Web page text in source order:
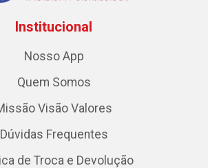
Institucional
Nosso App
Quem Somos
Visão Valores
Dúvidas Frequentes
de Troca e Devolução